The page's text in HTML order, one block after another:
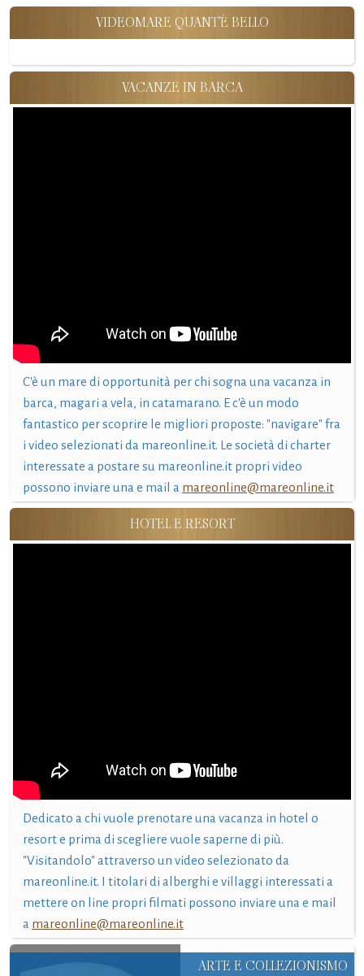
VIDEOMARE QUANT'È BELLO
VACANZE IN BARCA
C'è un mare di opportunità per chi sogna una vacanza in
barca, magari a vela, in catamarano. E c'è un modo
fantastico per scoprire le migliori proposte: "navigare" fra
i video selezionati da mareonline.it. Le società di charter
interessate a postare su mareonline.it propri video
possono inviare una e mail a mareonline@mareonline.it
HOTEL E RESORT
Dedicato a chi vuole prenotare una vacanza in hotel o
resort e prima di scegliere vuole saperne di più.
"Visitandolo" attraverso un video selezionato da
mareonline.it. I titolari di alberghi e villaggi interessati a
mettere on line propri filmati possono inviare una e mail
a mareonline@mareonline.it
ARTE E COLLEZIONISMO